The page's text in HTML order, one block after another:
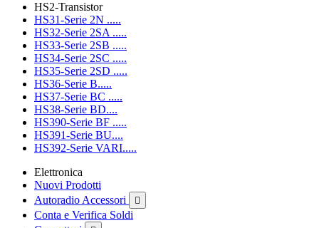
HS2-Transistor
HS31-Serie 2N .....
HS32-Serie 2SA .....
HS33-Serie 2SB .....
HS34-Serie 2SC .....
HS35-Serie 2SD .....
HS36-Serie B.....
HS37-Serie BC .....
HS38-Serie BD....
HS390-Serie BF .....
HS391-Serie BU....
HS392-Serie VARI.....
Elettronica
Nuovi Prodotti
Autoradio Accessori

Conta e Verifica Soldi